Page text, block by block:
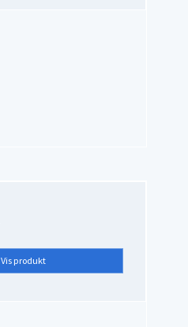
Vis produkt